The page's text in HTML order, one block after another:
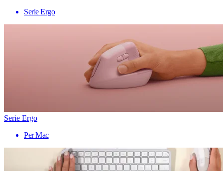
Serie Ergo
Serie Ergo
Per Mac